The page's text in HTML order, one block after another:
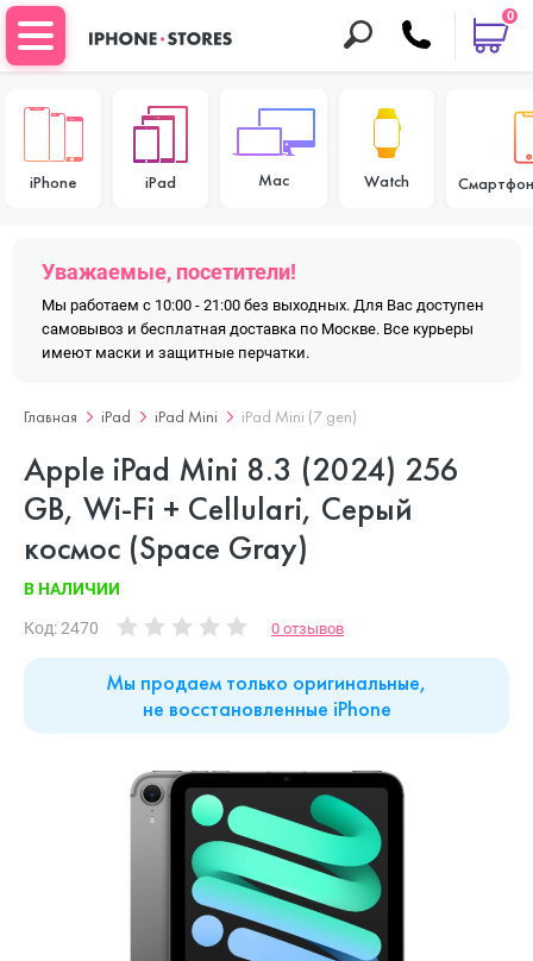
0
iPhone iPad Mac Watch
Уважаемые, посетители!
Мы работаем с 10:00 - 21:00 без выходных. Для Вас доступен
самовывоз и бесплатная доставка по Москве. Все курьеры
имеют маски и защитные перчатки.
Главная iPad iPad Mini iPad Mini (7 gen)
Apple iPad Mini 8.3 (2024) 256
GB, Wi-Fi + Cellulari, Серый
космос (Space Gray)
В НАЛИЧИИ
Код: 2470 0 отзывов
Мы продаем только оригинальные,
не восстановленные iPhone